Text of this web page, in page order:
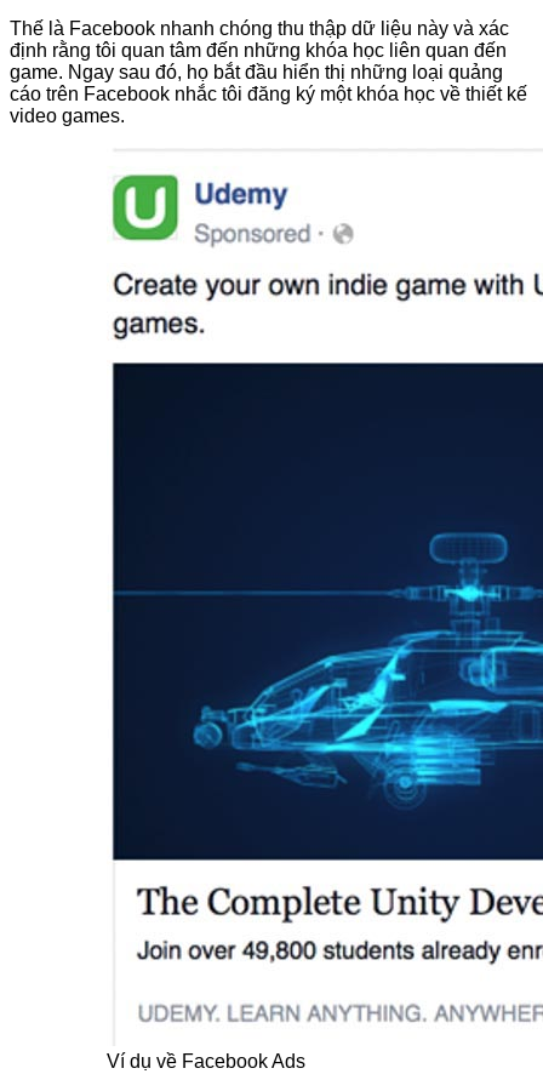
Thế là Facebook nhanh chóng thu thập dữ liệu này và xác
định rằng tôi quan tâm đến những khóa học liên quan đến
game. Ngay sau đó, họ bắt đầu hiển thị những loại quảng
cáo trên Facebook nhắc tôi đăng ký một khóa học về thiết kế
video games.
Ví dụ về Facebook Ads